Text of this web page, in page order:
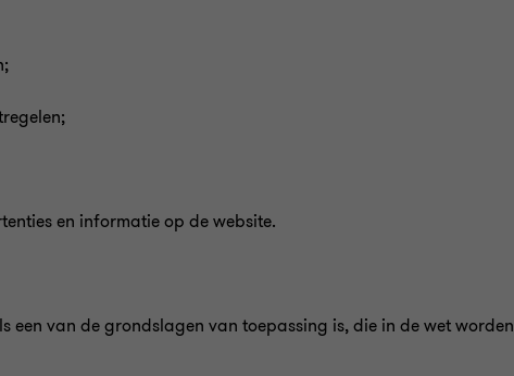
en informatie op de website.
van de grondslagen van toepassing is, die in de wet worden